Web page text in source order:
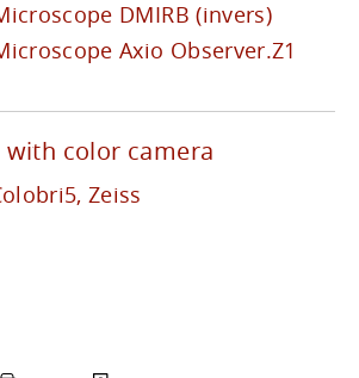
DMIRB (invers)
Axio Observer.Z1
color camera
Zeiss